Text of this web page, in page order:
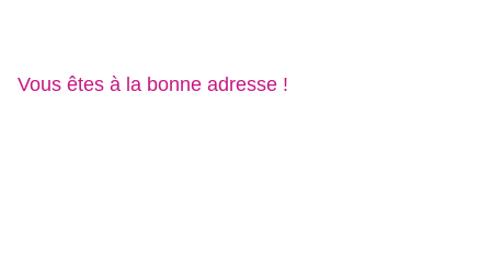
Vous êtes à la bonne adresse !